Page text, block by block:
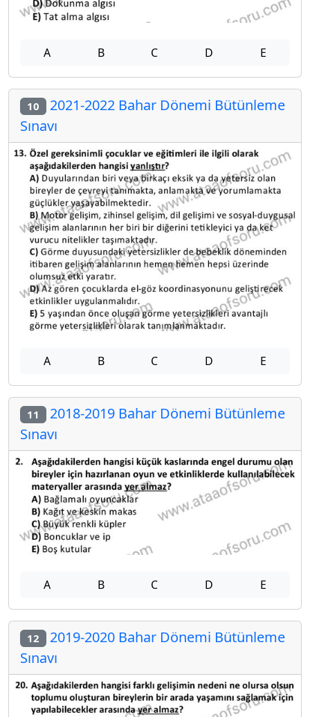
A B C D E
10 2021-2022 Bahar Dönemi Bütünleme
Sınavı
A B C D E
11 2018-2019 Bahar Dönemi Bütünleme
Sınavı
A B C D E
12 2019-2020 Bahar Dönemi Bütünleme
Sınavı